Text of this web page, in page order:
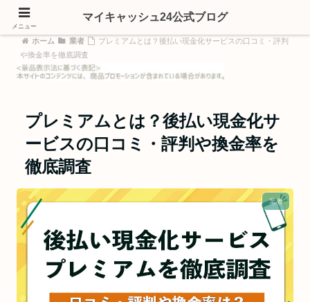
ホーム 業者
プレミアムとは？後払い現金化サービスの口コミ・評判
や換金率を徹底調査
プレミアムとは？後払い現金化サ
ービスの口コミ・評判や換金率を
徹底調査
業者
メニュー
マイキャッシュ24公式ブログ